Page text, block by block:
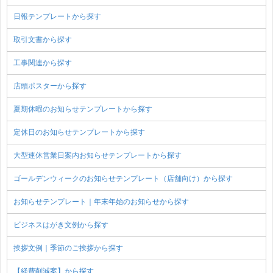
日報テンプレートから探す
取引文書から探す
工事関連から探す
店頭ポスターから探す
夏期休暇のお知らせテンプレートから探す
定休日のお知らせテンプレートから探す
大型連休営業日案内お知らせテンプレートから探す
ゴールデンウィークのお知らせテンプレート（店舗向け）から探す
お知らせテンプレート｜年末年始のお知らせから探す
ビジネスはがき文例から探す
挨拶文例｜季節のご挨拶から探す
【経費削減案】から探す